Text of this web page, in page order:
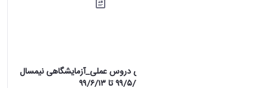
اطلاعیه برگزاری دروس عملی_آزمایشگاهی نیمسال